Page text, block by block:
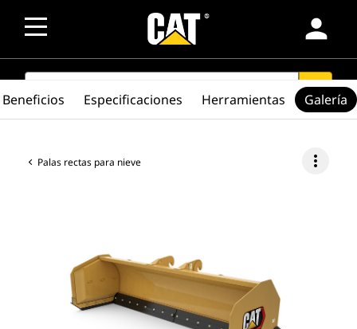
person
SEARCH search
Palas rectas para nieve more_vert
Beneficios Especificaciones Herramientas Galería